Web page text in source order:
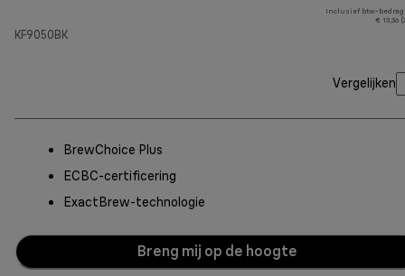
KF9050BK
Inclusief btw-bedrag
€ 13,36
Vergelijken
BrewChoice Plus
ECBC-certificering
ExactBrew-technologie
Breng mij op de hoogte